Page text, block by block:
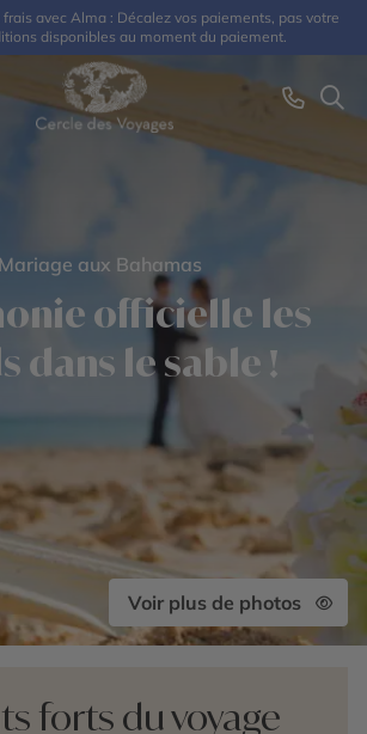
avec Alma : Décalez vos paiements, pas votre
disponibles au moment du paiement.
Mariage aux Bahamas
officielle les
dans le sable !
Voir plus de photos
forts du voyage